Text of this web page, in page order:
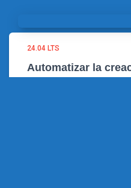
24.04 LTS
Automatizar la